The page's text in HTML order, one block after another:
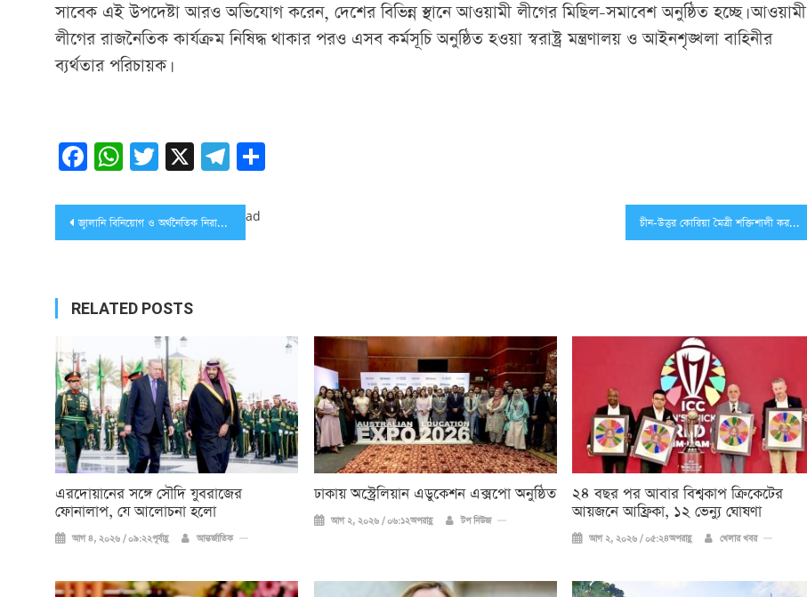
সাবেক এই উপদেষ্টা আরও অভিযোগ করেন, দেশের বিভিন্ন স্থানে আওয়ামী লীগের মিছিল-সমাবেশ অনুষ্ঠিত হচ্ছে। আওয়ামী
লীগের রাজনৈতিক কার্যক্রম নিষিদ্ধ থাকার পরও এসব কর্মসূচি অনুষ্ঠিত হওয়া স্বরাষ্ট্র মন্ত্রণালয় ও আইনশৃঙ্খলা বাহিনীর
ব্যর্থতার পরিচায়ক।
Facebook
WhatsApp
Twitter
X Telegram
Post
জ্বালানি বিনিয়োগ ও অর্থনৈতিক নিরাপত্তা নিয়ে বৈঠকে বসবেন জাপান ও যুক্তরাজ্যের প্রধানমন্ত্রী চীন-উত্তর কোরিয়া মৈত্রী শক্তিশালী করতে শি’র চার দফা প্রস্তাব
ad
RELATED POSTS
এরদোয়ানের সঙ্গে সৌদি যুবরাজের
ফোনালাপ, যে আলোচনা হলো
আগ ৪, ২০২৬ / ০৯:২২পূর্বাহ্ণ আন্তর্জাতিক
ঢাকায় অস্ট্রেলিয়ান এডুকেশন এক্সপো অনুষ্ঠিত
আগ ২, ২০২৬ / ০৬:১২অপরাহ্ণ টপ নিউজ
২৪ বছর পর আবার বিশ্বকাপ ক্রিকে‌টের
আয়জনে আফ্রিকা, ১২ ভেন্যু ঘোষণা
আগ ২, ২০২৬ / ০৫:২৪অপরাহ্ণ খেলার খবর